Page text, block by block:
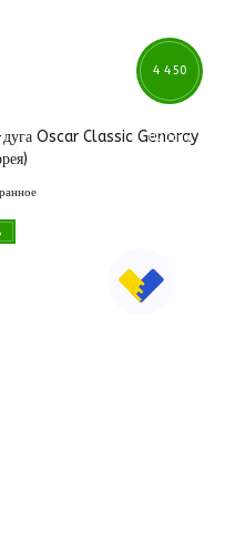
дуга Oscar Classic Genoray
4 450
000грн